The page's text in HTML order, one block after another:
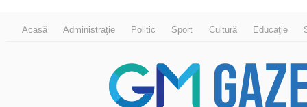
Acasă Administraţie Politic Sport Cultură Educaţie